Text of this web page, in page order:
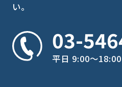
い。
03-
平日 9:00〜18:00